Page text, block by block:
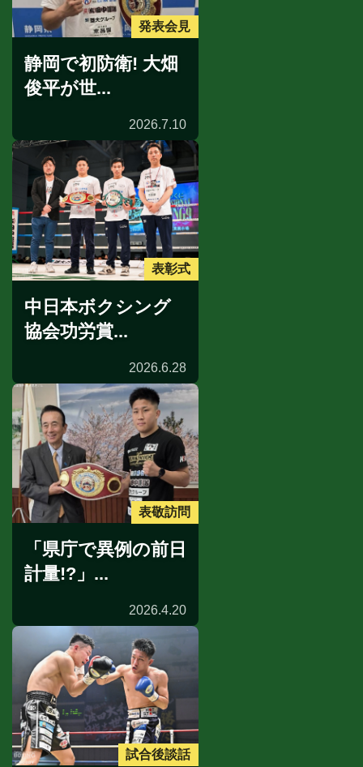
発表会見
静岡で初防衛! 大畑
俊平が世...
2026.7.10
表彰式
中日本ボクシング
協会功労賞...
2026.6.28
表敬訪問
「県庁で異例の前日
計量!?」...
2026.4.20
試合後談話